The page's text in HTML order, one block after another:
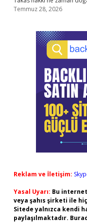
Temmuz 28, 2026
Reklam ve İletişim:
Yasal Uyarı: Bu
veya şahıs şirketi ile
Sitede yalnızca kendi
paylaşılmaktadır.